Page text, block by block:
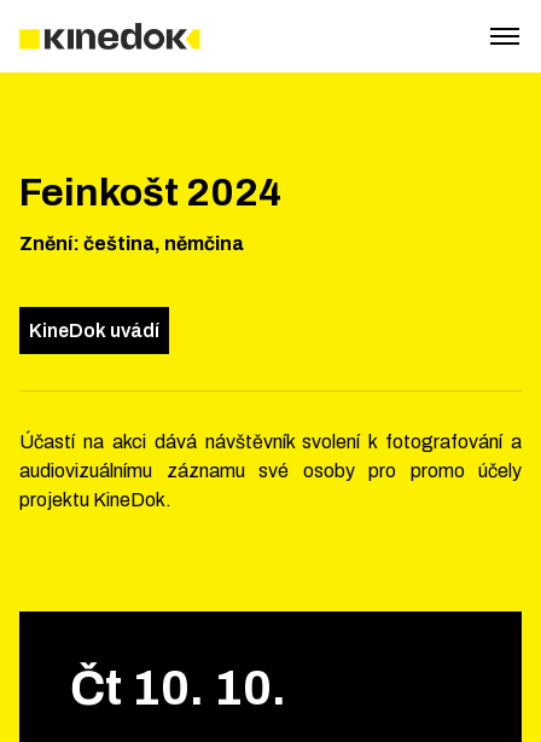
Feinkošt 2024
Znění: čeština, němčina
KineDok uvádí
Účastí na akci dává návštěvník svolení k fotografování a
audiovizuálnímu záznamu své osoby pro promo účely
projektu KineDok.
Čt 10. 10.